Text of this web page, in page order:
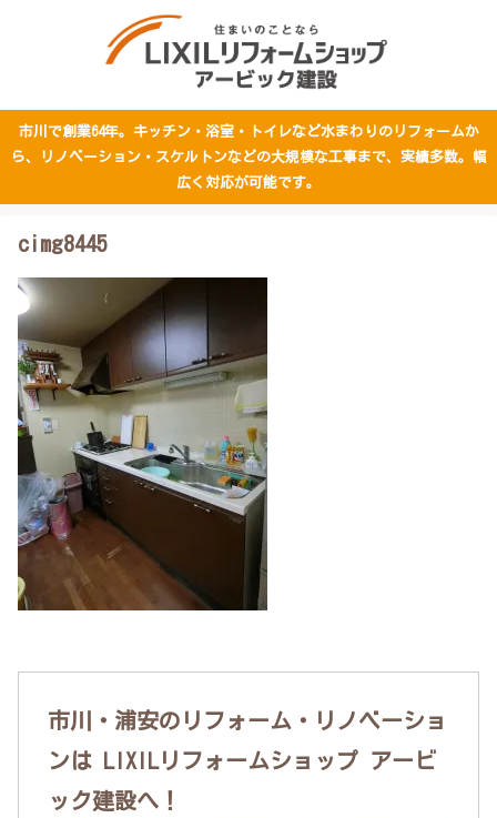
市川で創業64年。キッチン・浴室・トイレなど水まわりのリフォームか
ら、リノベーション・スケルトンなどの大規模な工事まで、実績多数。幅
広く対応が可能です。
cimg8445
市川・浦安のリフォーム・リノベーショ
ンは LIXILリフォームショップ アービ
ック建設へ！